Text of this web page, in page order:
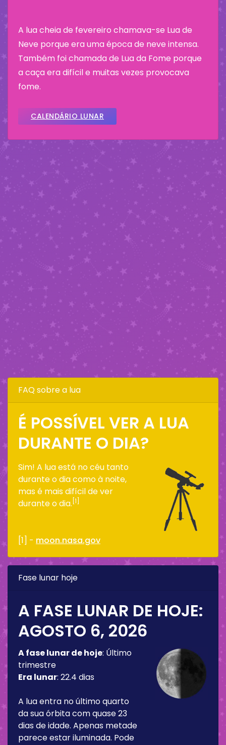
A lua cheia de fevereiro chamava-se Lua de
Neve porque era uma época de neve intensa.
Também foi chamada de Lua da Fome porque
a caça era difícil e muitas vezes provocava
fome.
CALENDÁRIO LUNAR
FAQ sobre a lua
É POSSÍVEL VER A LUA
DURANTE O DIA?
Sim! A lua está no céu tanto
durante o dia como à noite,
mas é mais difícil de ver
durante o dia. [1]
[1] - moon.nasa.gov
Fase lunar hoje
A FASE LUNAR DE HOJE:
AGOSTO 6, 2026
A fase lunar de hoje: Último
trimestre
Era lunar: 22.4 dias
A lua entra no último quarto
da sua órbita com quase 23
dias de idade. Apenas metade
parece estar iluminada. Pode